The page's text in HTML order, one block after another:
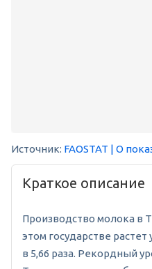
Источник: FAOSTAT | О
Краткое описание
Производство молока в
этом государстве
в 5,66 раза. Рекордный